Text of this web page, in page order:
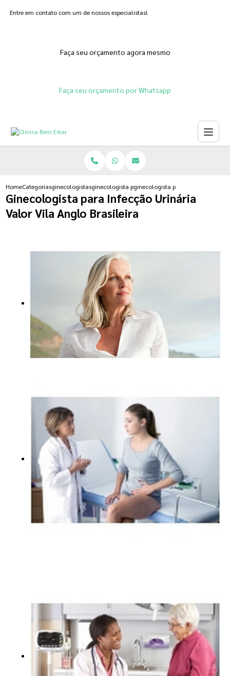
Entre em contato com um de nossos especialistas!
Faça seu orçamento agora mesmo
Faça seu orçamento por Whatsapp
HomeCategoriasginecologistasginecologista para infeccao urinaria
ginecologista para infeccao
Ginecologista para Infecção Urinária
Valor Vila Anglo Brasileira